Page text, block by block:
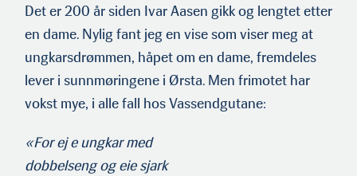
var også en respektert dikter. Og så var han sunnmøring!
Det er 200 år siden Ivar Aasen gikk og lengtet etter
en dame. Nylig fant jeg en vise som viser meg at
ungkarsdrømmen, håpet om en dame, fremdeles
lever i sunnmøringene i Ørsta. Men frimotet har
vokst mye, i alle fall hos Vassendgutane:
«For ej e ungkar med
dobbelseng og eie sjark